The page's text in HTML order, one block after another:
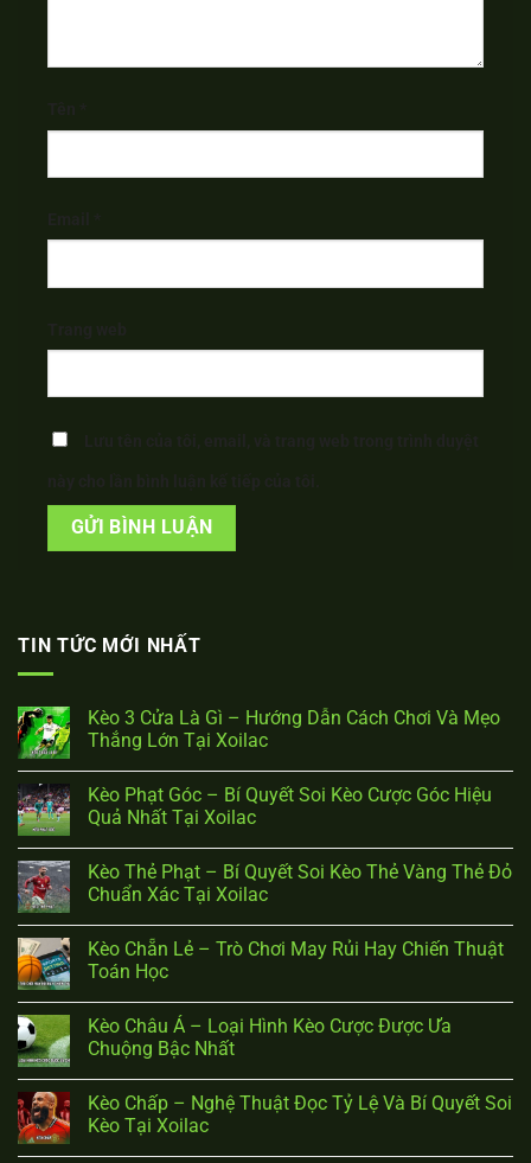
TIN TỨC MỚI NHẤT
Kèo 3 Cửa Là Gì – Hướng Dẫn Cách Chơi Và Mẹo
Thắng Lớn Tại Xoilac
Kèo Phạt Góc – Bí Quyết Soi Kèo Cược Góc Hiệu
Quả Nhất Tại Xoilac
Kèo Thẻ Phạt – Bí Quyết Soi Kèo Thẻ Vàng Thẻ Đỏ
Chuẩn Xác Tại Xoilac
Kèo Chẵn Lẻ – Trò Chơi May Rủi Hay Chiến Thuật
Toán Học
Kèo Châu Á – Loại Hình Kèo Cược Được Ưa
Chuộng Bậc Nhất
Kèo Chấp – Nghệ Thuật Đọc Tỷ Lệ Và Bí Quyết Soi
Kèo Tại Xoilac